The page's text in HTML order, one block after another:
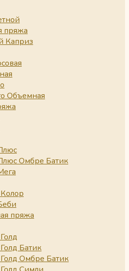
пряжа
Каприз
Объемная
Омбре Батик
пряжа
Батик
Омбре Батик